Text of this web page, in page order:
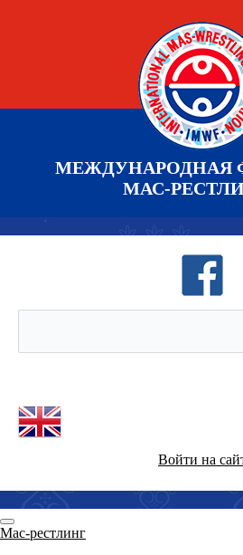
МЕЖДУНАРОДНАЯ
МАС-
Войти на
Мас-рестлинг